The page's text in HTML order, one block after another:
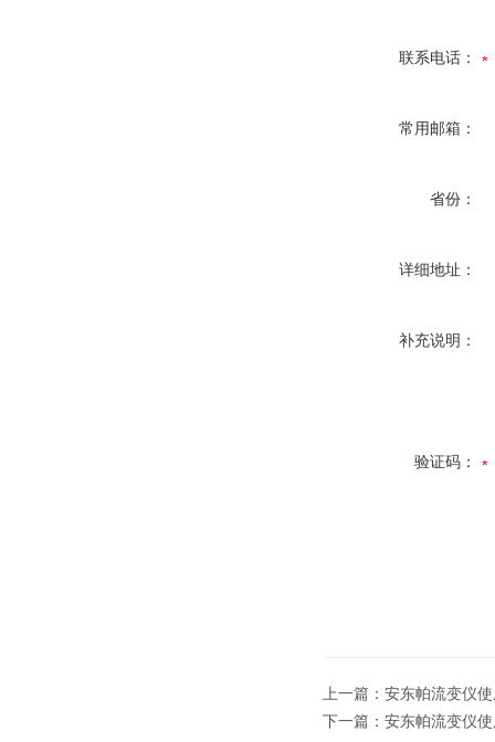
联系电话：
常用邮箱：
省份：
详细地址：
补充说明：
验证码：
上一篇： 安东帕流变仪
下一篇： 安东帕流变仪